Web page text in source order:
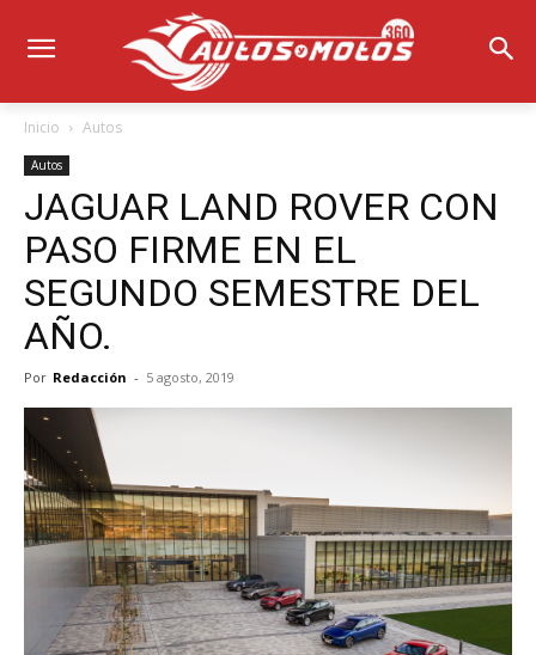
Inicio Autos
Autos
JAGUAR LAND ROVER CON
PASO FIRME EN EL
SEGUNDO SEMESTRE DEL
AÑO.
Por Redacción - 5 agosto, 2019